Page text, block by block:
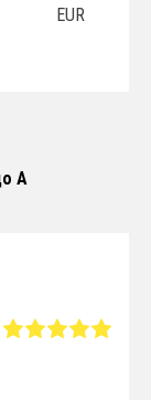
EUR
А